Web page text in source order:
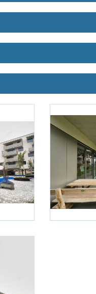
Foto 3: NHT/Karg